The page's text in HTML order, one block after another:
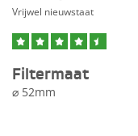
Vrijwel nieuwstaat
Filtermaat
⌀ 52mm